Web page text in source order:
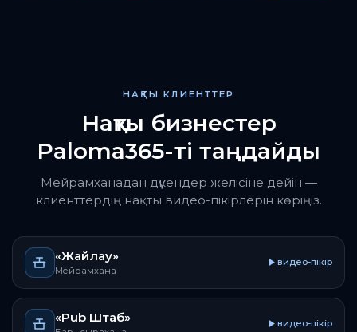
НАҚТЫ КЛИЕНТТЕР
Нақты бизнестер
Paloma365-ті таңдайды
Мейрамханадан дүкендер желісіне дейін —
клиенттердің нақты видео-пікірлерін көріңіз.
«Жайлау»
Мейрамхана
видео-пікір
«Pub Штаб» видео-пікір